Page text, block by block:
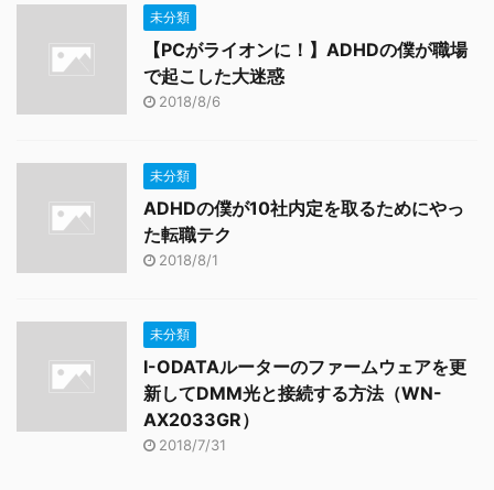
未分類
【PCがライオンに！】ADHDの僕が職場
で起こした大迷惑
2018/8/6
未分類
ADHDの僕が10社内定を取るためにやっ
た転職テク
2018/8/1
未分類
I-ODATAルーターのファームウェアを更
新してDMM光と接続する方法（WN-
AX2033GR）
2018/7/31